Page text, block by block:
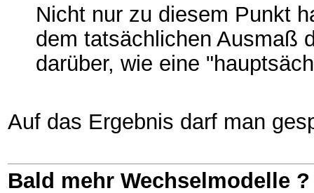
Nicht nur zu diesem Punkt
dem tatsächlichen Ausmaß
darüber, wie eine
Auf das Ergebnis darf man
Bald mehr Wechselmodelle ?